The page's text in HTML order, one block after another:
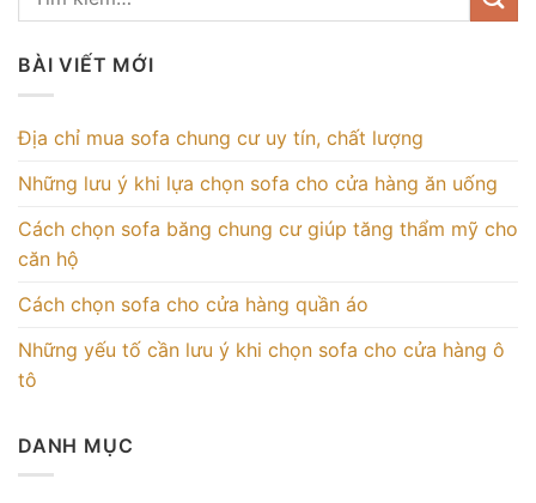
BÀI VIẾT MỚI
Địa chỉ mua sofa chung cư uy tín, chất lượng
Những lưu ý khi lựa chọn sofa cho cửa hàng ăn uống
Cách chọn sofa băng chung cư giúp tăng thẩm mỹ cho
căn hộ
Cách chọn sofa cho cửa hàng quần áo
Những yếu tố cần lưu ý khi chọn sofa cho cửa hàng ô
tô
DANH MỤC